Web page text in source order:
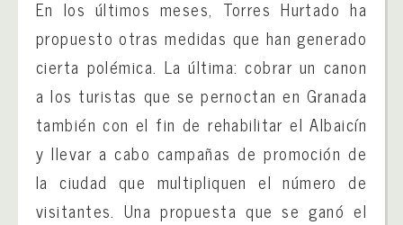
En los últimos meses, Torres Hurtado ha
propuesto otras medidas que han generado
cierta polémica. La última: cobrar un canon
a los turistas que se pernoctan en Granada
también con el fin de rehabilitar el Albaicín
y llevar a cabo campañas de promoción de
la ciudad que multipliquen el número de
visitantes. Una propuesta que se ganó el